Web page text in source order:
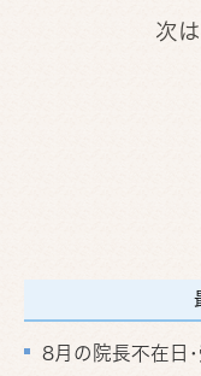
次
8月の院長不在日